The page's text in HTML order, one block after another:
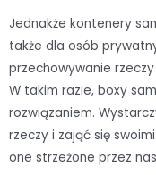
Jednakże kontenery
także dla osób
przechowywanie
W takim razie, boxy
rozwiązaniem.
rzeczy i zająć się
one strzeżone przez